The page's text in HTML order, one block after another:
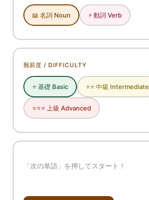
📖 名詞 Noun ⚡ 動詞 Verb
難易度 / DIFFICULTY
⭐ 基礎 Basic ⭐⭐ 中級 Intermediate
⭐⭐⭐ 上級 Advanced
「次の単語」を押してスタート！